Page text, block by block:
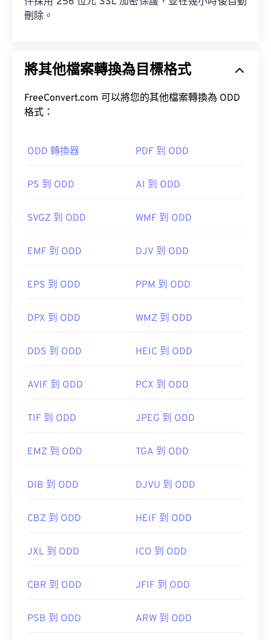
刪除。
將其他檔案轉換為目標格式
FreeConvert.com 可以將您的其他檔案轉換為 ODD
格式：
ODD 轉換器 PDF 到 ODD
PS 到 ODD AI 到 ODD
SVGZ 到 ODD WMF 到 ODD
EMF 到 ODD DJV 到 ODD
EPS 到 ODD PPM 到 ODD
DPX 到 ODD WMZ 到 ODD
DDS 到 ODD HEIC 到 ODD
AVIF 到 ODD PCX 到 ODD
TIF 到 ODD JPEG 到 ODD
EMZ 到 ODD TGA 到 ODD
DIB 到 ODD DJVU 到 ODD
CBZ 到 ODD HEIF 到 ODD
JXL 到 ODD ICO 到 ODD
CBR 到 ODD JFIF 到 ODD
PSB 到 ODD ARW 到 ODD